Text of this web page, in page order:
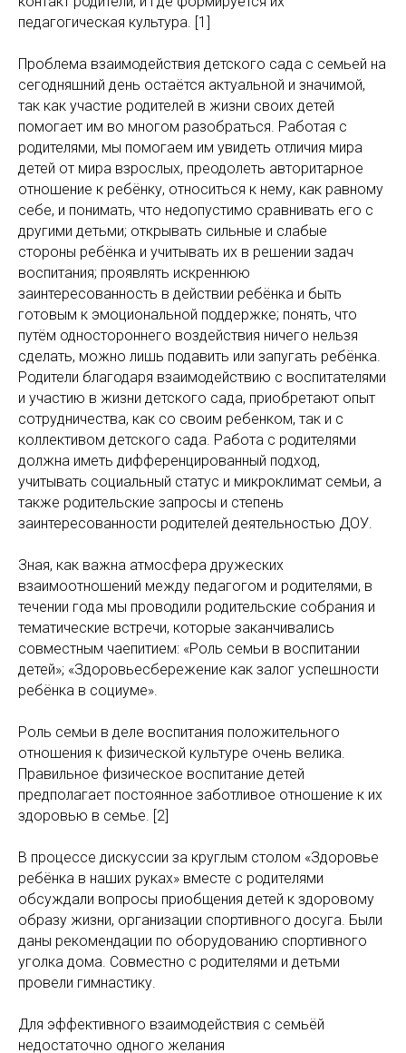
педагогическая культура. [1]
Проблема взаимодействия детского сада с семьей на
сегодняшний день остаётся актуальной и значимой,
так как участие родителей в жизни своих детей
помогает им во многом разобраться. Работая с
родителями, мы помогаем им увидеть отличия мира
детей от мира взрослых, преодолеть авторитарное
отношение к ребёнку, относиться к нему, как равному
себе, и понимать, что недопустимо сравнивать его с
другими детьми; открывать сильные и слабые
стороны ребёнка и учитывать их в решении задач
воспитания; проявлять искреннюю
заинтересованность в действии ребёнка и быть
готовым к эмоциональной поддержке; понять, что
путём одностороннего воздействия ничего нельзя
сделать, можно лишь подавить или запугать ребёнка.
Родители благодаря взаимодействию с воспитателями
и участию в жизни детского сада, приобретают опыт
сотрудничества, как со своим ребенком, так и с
коллективом детского сада. Работа с родителями
должна иметь дифференцированный подход,
учитывать социальный статус и микроклимат семьи, а
также родительские запросы и степень
заинтересованности родителей деятельностью ДОУ.
Зная, как важна атмосфера дружеских
взаимоотношений между педагогом и родителями, в
течении года мы проводили родительские собрания и
тематические встречи, которые заканчивались
совместным чаепитием: «Роль семьи в воспитании
детей»; «Здоровьесбережение как залог успешности
ребёнка в социуме».
Роль семьи в деле воспитания положительного
отношения к физической культуре очень велика.
Правильное физическое воспитание детей
предполагает постоянное заботливое отношение к их
здоровью в семье. [2]
В процессе дискуссии за круглым столом «Здоровье
ребёнка в наших руках» вместе с родителями
обсуждали вопросы приобщения детей к здоровому
образу жизни, организации спортивного досуга. Были
даны рекомендации по оборудованию спортивного
уголка дома. Совместно с родителями и детьми
провели гимнастику.
Для эффективного взаимодействия с семьёй
недостаточно одного желания